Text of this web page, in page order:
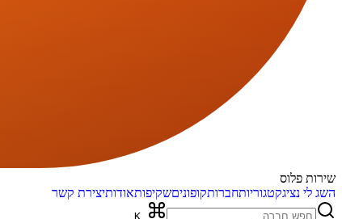
שירות פלוס
השג לי נציגקטגוריותחברותקופוניםשקיפותאודותיצירת קשר